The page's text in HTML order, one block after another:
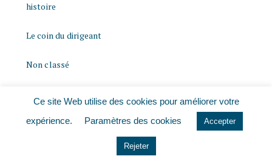
histoire
Le coin du dirigeant
Non classé
Ce site Web utilise des cookies pour améliorer votre
expérience.
Paramètres des cookies Accepter
Rejeter